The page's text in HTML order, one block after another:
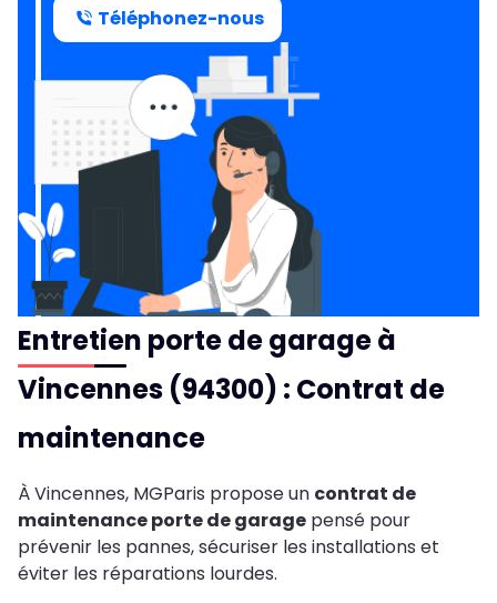
Téléphonez-nous
Entretien porte de garage à
Vincennes (94300) : Contrat de
maintenance
À Vincennes, MGParis propose un contrat de
maintenance porte de garage pensé pour
prévenir les pannes, sécuriser les installations et
éviter les réparations lourdes.